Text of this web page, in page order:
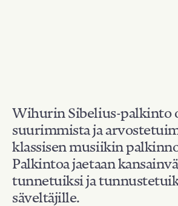
Wihurin Sibelius-palkinto
suurimmista ja
klassisen musiikin
Palkintoa jaetaan
tunnetuiksi ja
säveltäjille.